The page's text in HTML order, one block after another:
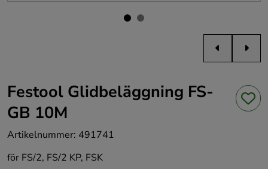
Festool Glidbeläggning FS-
GB 10M
Artikelnummer: 491741
för FS/2, FS/2 KP, FSK